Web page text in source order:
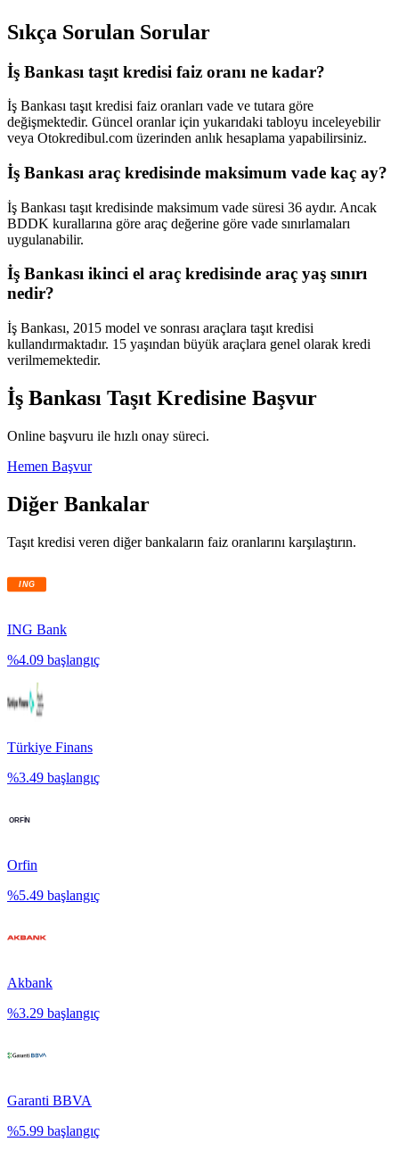
Sıkça Sorulan Sorular
İş Bankası taşıt kredisi faiz oranı ne kadar?
İş Bankası taşıt kredisi faiz oranları vade ve tutara göre
değişmektedir. Güncel oranlar için yukarıdaki tabloyu inceleyebilir
veya Otokredibul.com üzerinden anlık hesaplama yapabilirsiniz.
İş Bankası araç kredisinde maksimum vade kaç ay?
İş Bankası taşıt kredisinde maksimum vade süresi 36 aydır. Ancak
BDDK kurallarına göre araç değerine göre vade sınırlamaları
uygulanabilir.
İş Bankası ikinci el araç kredisinde araç yaş sınırı
nedir?
İş Bankası, 2015 model ve sonrası araçlara taşıt kredisi
kullandırmaktadır. 15 yaşından büyük araçlara genel olarak kredi
verilmemektedir.
İş Bankası Taşıt Kredisine Başvur
Online başvuru ile hızlı onay süreci.
Hemen Başvur
Diğer Bankalar
Taşıt kredisi veren diğer bankaların faiz oranlarını karşılaştırın.
ING Bank
%4.09 başlangıç
Türkiye Finans
%3.49 başlangıç
Orfin
%5.49 başlangıç
Akbank
%3.29 başlangıç
Garanti BBVA
%5.99 başlangıç